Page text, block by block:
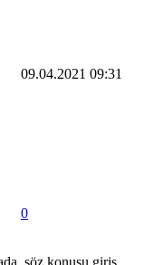
09.04.2021 09:31
0